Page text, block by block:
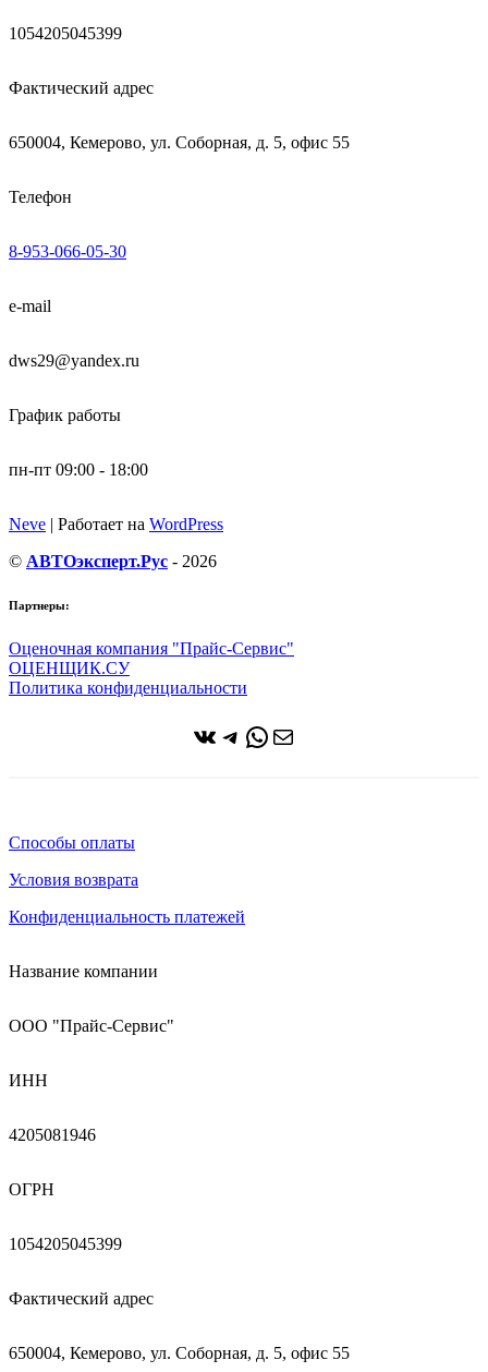
1054205045399
Фактический адрес
650004, Кемерово, ул. Соборная, д. 5, офис 55
Телефон
8-953-066-05-30
e-mail
dws29@yandex.ru
График работы
пн-пт 09:00 - 18:00
Neve | Работает на WordPress
© АВТОэксперт.Рус - 2026
Партнеры:
Оценочная компания "Прайс-Сервис"
ОЦЕНЩИК.СУ
Политика конфиденциальности
ВКонтакте
Telegram
WhatsApp
Почта
Способы оплаты
Условия возврата
Конфиденциальность платежей
Название компании
ООО "Прайс-Сервис"
ИНН
4205081946
ОГРН
1054205045399
Фактический адрес
650004, Кемерово, ул. Соборная, д. 5, офис 55